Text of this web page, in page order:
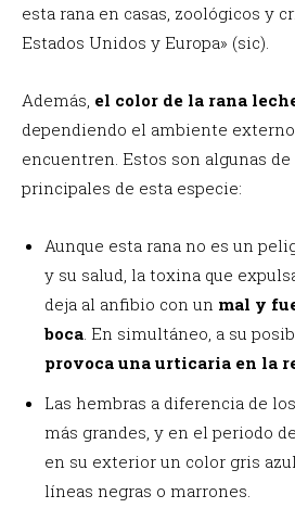
esta rana en casas, zoológicos y
Estados Unidos y Europa» (sic).
Además, el color de la rana
dependiendo el ambiente
encuentren. Estos son algunas
principales de esta especie:
Aunque esta rana no es un
y su salud, la toxina que
deja al anfibio con un mal y
boca . En simultáneo, a su
provoca una urticaria en la
Las hembras a diferencia de
más grandes, y en el periodo
en su exterior un color gris
líneas negras o marrones.